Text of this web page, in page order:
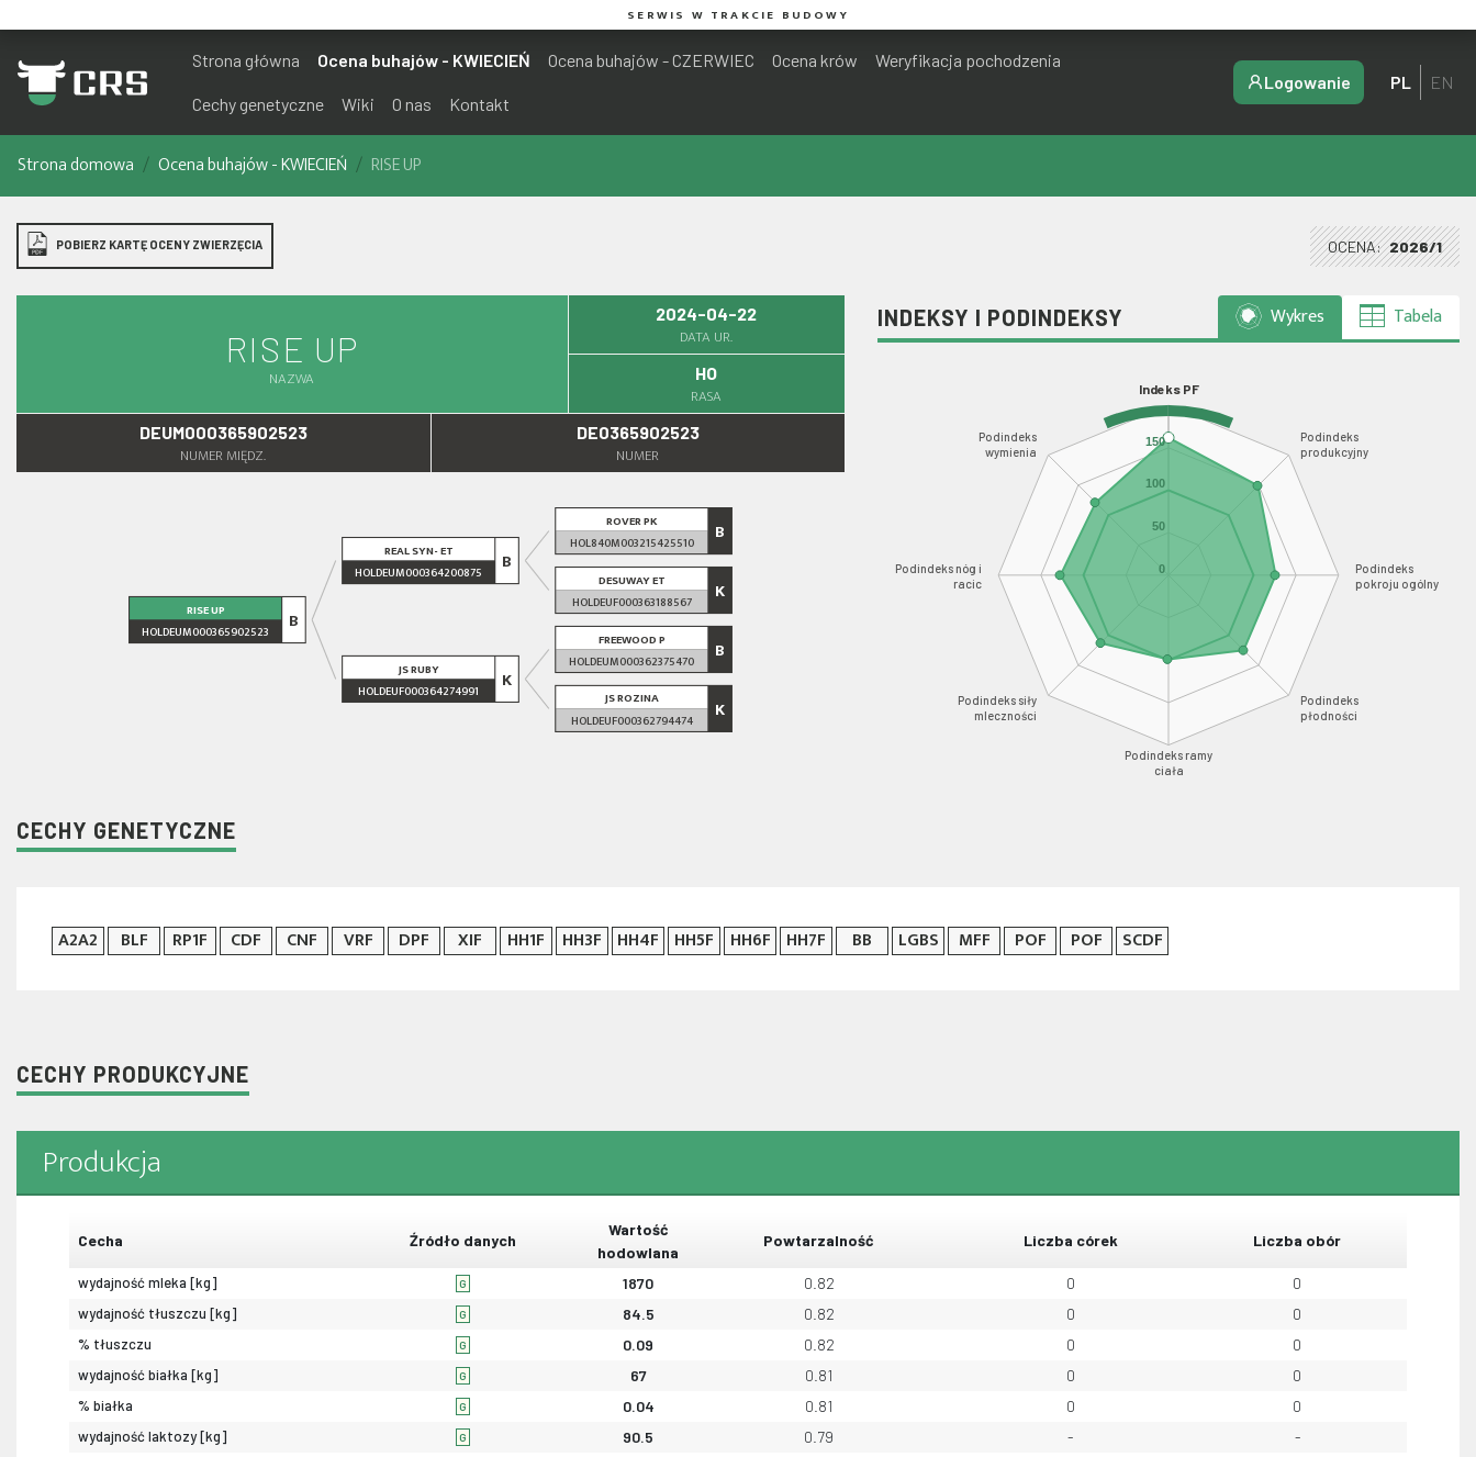
SERWIS W TRAKCIE BUDOWY
Strona główna Ocena buhajów - KWIECIEŃ Ocena buhajów - CZERWIEC Ocena krów Weryfikacja pochodzenia
Cechy genetyczne Wiki O nas Kontakt
Logowanie PL EN
Strona domowa Ocena buhajów - KWIECIEŃ RISE UP
POBIERZ KARTĘ OCENY ZWIERZĘCIA OCENA: 2026/1
RISE UP
NAZWA
2024-04-22
DATA UR.
HO
RASA
DEUM000365902523
NUMER MIĘDZ.
DE0365902523
NUMER
RISE UP
HOLDEUM000365902523 B
REAL SYN- ET
HOLDEUM000364200875 B
JS RUBY
HOLDEUF000364274991 K
ROVER PK
HOL840M003215425510 B
DESUWAY ET
HOLDEUF000363188567 K
FREEWOOD P
HOLDEUM000362375470 B
JS ROZINA
HOLDEUF000362794474 K
INDEKSY I PODINDEKSY Wykres Tabela
Indeks PF
Podindeks
produkcyjny
Podindeks
pokroju ogólny
Podindeks
płodności
Podindeks ramy
ciała
Podindeks siły
mleczności
Podindeks nóg i
racic
Podindeks
wymienia
0
50
100
150
CECHY GENETYCZNE
A2A2 BLF RP1F CDF CNF VRF DPF XIF HH1F HH3F HH4F HH5F HH6F HH7F BB LGBS MFF POF POF SCDF
CECHY PRODUKCYJNE
Produkcja
Cecha Źródło danych
Wartość
hodowlana
Powtarzalność Liczba córek Liczba obór
wydajność mleka [kg] G 1870 0.82 0 0
wydajność tłuszczu [kg] G 84.5 0.82 0 0
% tłuszczu G 0.09 0.82 0 0
wydajność białka [kg] G 67 0.81 0 0
% białka G 0.04 0.81 0 0
wydajność laktozy [kg] G 90.5 0.79 - -